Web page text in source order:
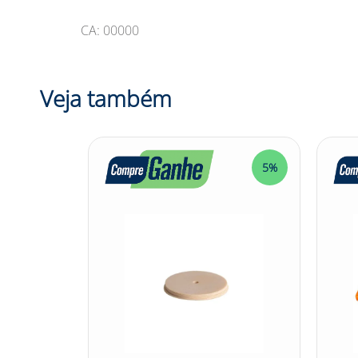
CA: 00000
Veja também
5%